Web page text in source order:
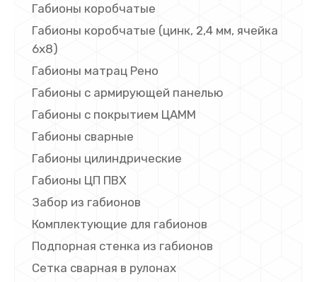
Габионы коробчатые
Габионы коробчатые (цинк, 2,4 мм, ячейка
6х8)
Габионы матрац Рено
Габионы с армирующей панелью
Габионы с покрытием ЦАММ
Габионы сварные
Габионы цилиндрические
Габионы ЦП ПВХ
Забор из габионов
Комплектующие для габионов
Подпорная стенка из габионов
Сетка сварная в рулонах